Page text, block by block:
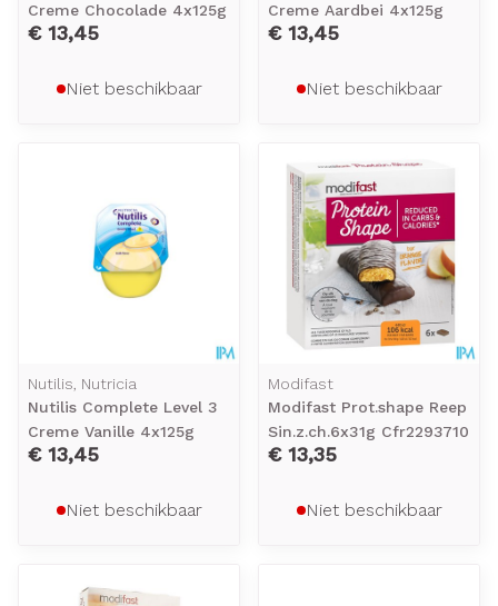
Creme Chocolade 4x125g
€ 13,45
Niet beschikbaar
Creme Aardbei 4x125g
€ 13,45
Niet beschikbaar
Nutilis, Nutricia
Nutilis Complete Level 3
Creme Vanille 4x125g
€ 13,45
Niet beschikbaar
Modifast
Modifast Prot.shape Reep
Sin.z.ch.6x31g Cfr2293710
€ 13,35
Niet beschikbaar